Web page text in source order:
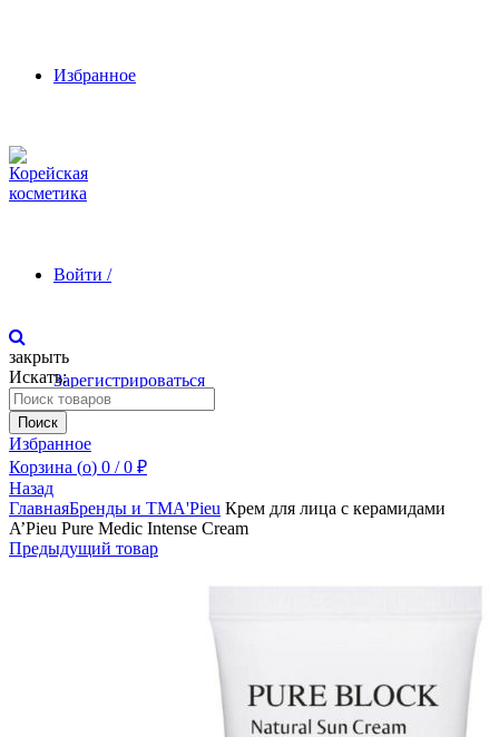
Избранное
Войти /
Зарегистрироваться
закрыть
Искать:
Поиск
Избранное
Корзина (o) 0 / 0 ₽
Назад
ГлавнаяБренды и ТМA'Pieu Крем для лица с керамидами
A’Pieu Pure Medic Intense Cream
Предыдущий товар